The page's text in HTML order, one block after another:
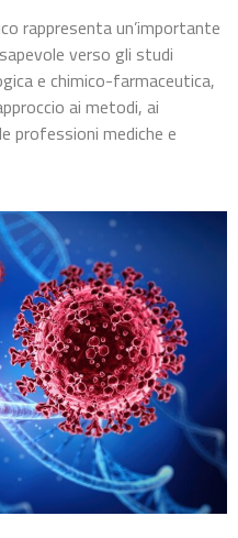
rappresenta un’importante
verso gli studi
e chimico-farmaceutica,
ai metodi, ai
professioni mediche e